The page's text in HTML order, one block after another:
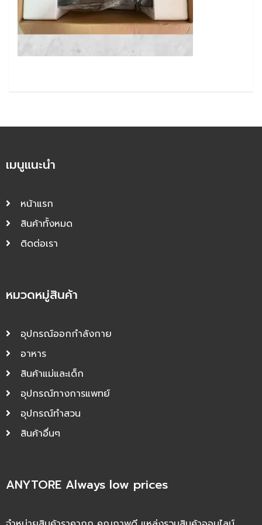
เมนูแนะนำ
หน้าแรก
สินค้าทั้งหมด
ติดต่อเรา
หมวดหมู่สินค้า
อุปกรณ์ออกกำลังกาย
อาหาร
สินค้าแม่และเด็ก
อุปกรณ์ทางการแพทย์
อุปกรณ์ทำสวน
สินค้าอื่นๆ
ANYTORE Always low prices